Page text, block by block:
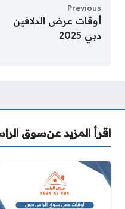
Previous
أوقات عرض الدلافين
دبي 2025
اقرأ المزيد عنسوق